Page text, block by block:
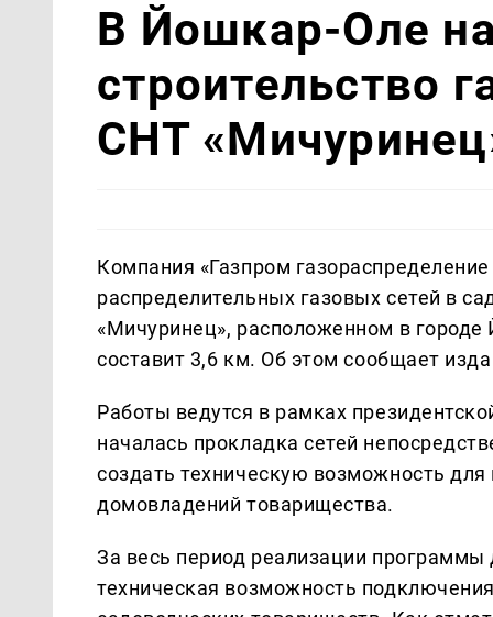
В Йошкар-Оле
строительство
СНТ
Компания «Газпром
распределительных газовых сетей в
«Мичуринец», расположенном в
составит 3,6 км. Об этом сообщает
Работы ведутся в рамках
началась прокладка сетей
создать техническую возможность
домовладений товарищества.
За весь период реализации
техническая возможность